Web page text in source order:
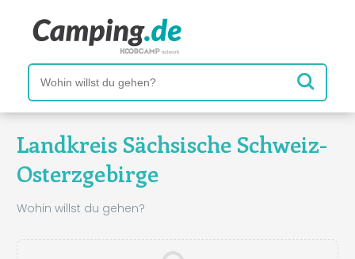
Landkreis Sächsische Schweiz-
Osterzgebirge
Wohin willst du gehen?